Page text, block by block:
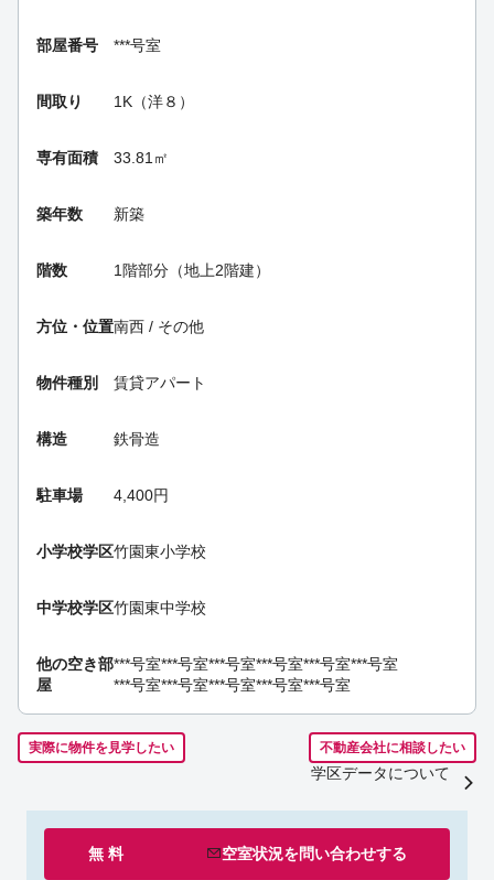
部屋番号 ***号室
間取り 1K（洋８）
専有面積 33.81㎡
築年数 新築
階数 1階部分（地上2階建）
方位・位置南西 / その他
物件種別 賃貸アパート
構造 鉄骨造
駐車場 4,400円
小学校学区竹園東小学校
中学校学区竹園東中学校
他の空き部
屋
***号室***号室***号室***号室***号室***号室
***号室***号室***号室***号室***号室
実際に物件を見学したい 不動産会社に相談したい
学区データについて
無 料 空室状況を問い合わせする